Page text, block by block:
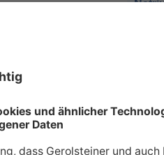
die
(NRV)
Tabelle zu den
uns dabei an
Nr. 1169/2011